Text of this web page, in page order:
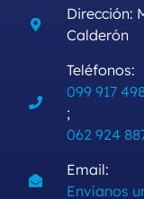
Dirección:
Calderón
Teléfonos:
099 917
;
062 924
Email:
Envíanos